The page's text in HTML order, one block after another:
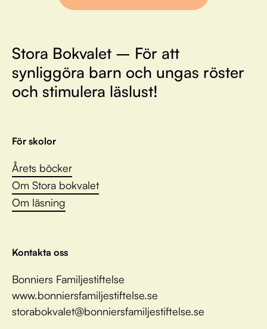
Stora Bokvalet – För att
synliggöra barn och ungas röster
och stimulera läslust!
För skolor
Årets böcker
Om Stora bokvalet
Om läsning
Kontakta oss
Bonniers Familjestiftelse
www.bonniersfamiljestiftelse.se
storabokvalet@bonniersfamiljestiftelse.se